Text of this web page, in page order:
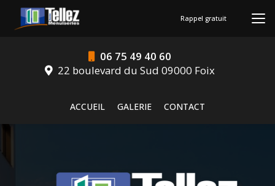
contenu
06 75 49 40 60
22 boulevard du Sud 09000 Foix
ACCUEIL
GALERIE CONTACT
Rappel gratuit